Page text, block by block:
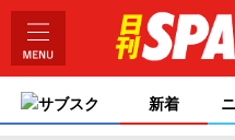
サブスク 新着